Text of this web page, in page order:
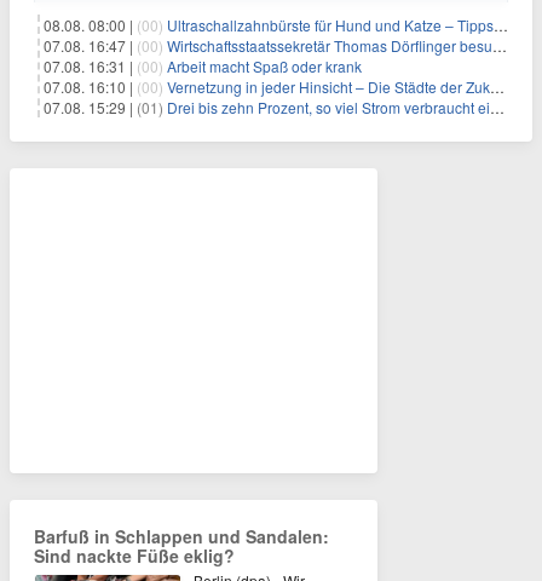
08.08. 08:00 | (00) Ultraschallzahnbürste für Hund und Katze – Tipps zur erfolgreichen Eingewöhnung
07.08. 16:47 | (00) Wirtschaftsstaatssekretär Thomas Dörflinger besucht Handwerksbetrieb im Kammerbezirk Freiburg
07.08. 16:31 | (00) Arbeit macht Spaß oder krank
07.08. 16:10 | (00) Vernetzung in jeder Hinsicht – Die Städte der Zukunft sind grün-blau
07.08. 15:29 | (01) Drei bis zehn Prozent, so viel Strom verbraucht ein Aufzug im Gebäude
Barfuß in Schlappen und Sandalen:
Sind nackte Füße eklig?